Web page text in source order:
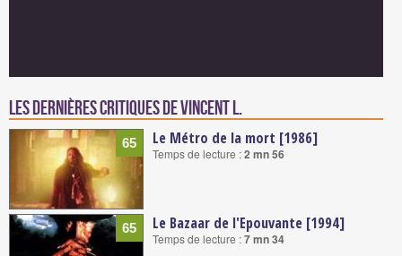
Les dernières critiques de Vincent L.
65 Le Métro de la mort [1986]
Temps de lecture :2 mn 56
65 Le Bazaar de l'Epouvante [1994]
Temps de lecture :7 mn 34